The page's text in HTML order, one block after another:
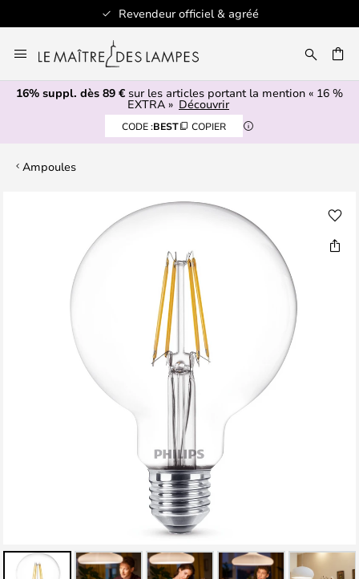
Revendeur officiel & agréé
au
contenu
16% suppl. dès 89 € sur les articles portant la mention « 16 %
EXTRA » Découvrir
CODE :BEST COPIER
Ampoules